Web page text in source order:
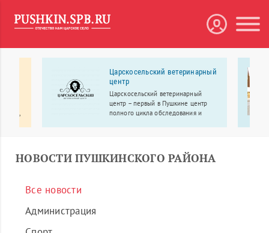
Царскосельский ветеринарный
центр
Царскосельский ветеринарный
центр – первый в Пушкине центр
полного цикла обследования и
НОВОСТИ ПУШКИНСКОГО РАЙОНА
Все новости
Администрация